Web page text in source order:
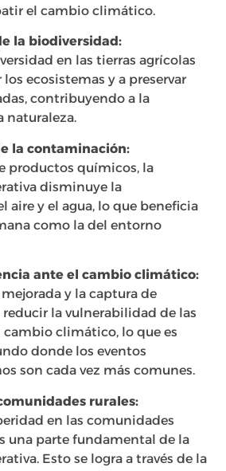
el cambio climático.
la biodiversidad:
en las tierras agrícolas
ecosistemas y a preservar
contribuyendo a la
naturaleza.
la contaminación:
productos químicos, la
disminuye la
aire y el agua, lo que beneficia
como la del entorno
ante el cambio climático:
y la captura de
la vulnerabilidad de las
cambio climático, lo que es
donde los eventos
son cada vez más comunes.
rurales:
en las comunidades
una parte fundamental de la
Esto se logra a través de la